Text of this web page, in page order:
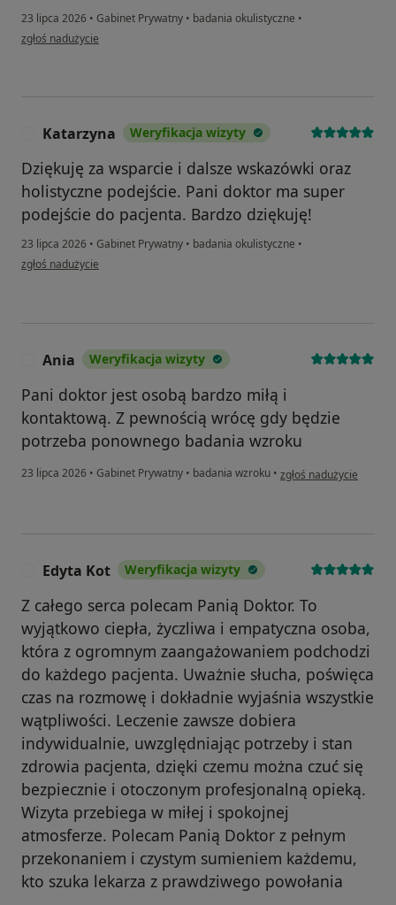
23 lipca 2026 • Gabinet Prywatny • badania okulistyczne •
w opinii użytkownika Dariusz
zgłoś nadużycie
Katarzyna Weryfikacja wizyty
Dziękuję za wsparcie i dalsze wskazówki oraz
holistyczne podejście. Pani doktor ma super
podejście do pacjenta. Bardzo dziękuję!
23 lipca 2026 • Gabinet Prywatny • badania okulistyczne •
w opinii użytkownika Katarzyna
zgłoś nadużycie
Ania Weryfikacja wizyty
Pani doktor jest osobą bardzo miłą i
kontaktową. Z pewnością wrócę gdy będzie
potrzeba ponownego badania wzroku
23 lipca 2026 • Gabinet Prywatny • badania wzroku • w opinii użytkownika
zgłoś nadużycie
Edyta Kot Weryfikacja wizyty
Z całego serca polecam Panią Doktor. To
wyjątkowo ciepła, życzliwa i empatyczna osoba,
która z ogromnym zaangażowaniem podchodzi
do każdego pacjenta. Uważnie słucha, poświęca
czas na rozmowę i dokładnie wyjaśnia wszystkie
wątpliwości. Leczenie zawsze dobiera
indywidualnie, uwzględniając potrzeby i stan
zdrowia pacjenta, dzięki czemu można czuć się
bezpiecznie i otoczonym profesjonalną opieką.
Wizyta przebiega w miłej i spokojnej
atmosferze. Polecam Panią Doktor z pełnym
przekonaniem i czystym sumieniem każdemu,
kto szuka lekarza z prawdziwego powołania